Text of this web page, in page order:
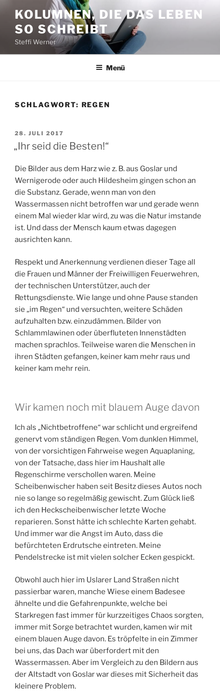
Inhalt
springen
KOLUMNEN, DIE DAS LEBEN
SO SCHREIBT
Steffi Werner
Menü
SCHLAGWORT: REGEN
VERÖFFENTLICHT
AM
28. JULI 2017
„Ihr seid die Besten!“
Die Bilder aus dem Harz wie z. B. aus Goslar und
Wernigerode oder auch Hildesheim gingen schon an
die Substanz. Gerade, wenn man von den
Wassermassen nicht betroffen war und gerade wenn
einem Mal wieder klar wird, zu was die Natur imstande
ist. Und dass der Mensch kaum etwas dagegen
ausrichten kann.
Respekt und Anerkennung verdienen dieser Tage all
die Frauen und Männer der Freiwilligen Feuerwehren,
der technischen Unterstützer, auch der
Rettungsdienste. Wie lange und ohne Pause standen
sie „im Regen“ und versuchten, weitere Schäden
aufzuhalten bzw. einzudämmen. Bilder von
Schlammlawinen oder überfluteten Innenstädten
machen sprachlos. Teilweise waren die Menschen in
ihren Städten gefangen, keiner kam mehr raus und
keiner kam mehr rein.
Wir kamen noch mit blauem Auge davon
Ich als „Nichtbetroffene“ war schlicht und ergreifend
genervt vom ständigen Regen. Vom dunklen Himmel,
von der vorsichtigen Fahrweise wegen Aquaplaning,
von der Tatsache, dass hier im Haushalt alle
Regenschirme verschollen waren. Meine
Scheibenwischer haben seit Besitz dieses Autos noch
nie so lange so regelmäßig gewischt. Zum Glück ließ
ich den Heckscheibenwischer letzte Woche
reparieren. Sonst hätte ich schlechte Karten gehabt.
Und immer war die Angst im Auto, dass die
befürchteten Erdrutsche eintreten. Meine
Pendelstrecke ist mit vielen solcher Ecken gespickt.
Obwohl auch hier im Uslarer Land Straßen nicht
passierbar waren, manche Wiese einem Badesee
ähnelte und die Gefahrenpunkte, welche bei
Starkregen fast immer für kurzzeitiges Chaos sorgten,
immer mit Sorge betrachtet wurden, kamen wir mit
einem blauen Auge davon. Es tröpfelte in ein Zimmer
bei uns, das Dach war überfordert mit den
Wassermassen. Aber im Vergleich zu den Bildern aus
der Altstadt von Goslar war dieses mit Sicherheit das
kleinere Problem.